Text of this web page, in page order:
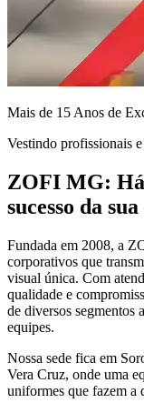
Mais de 15 Anos de
Vestindo profissionais
ZOFI MG: Há
sucesso da
Fundada em 2008, a
corporativos que
visual única. Com
qualidade e
de diversos segmentos
equipes.
Nossa sede fica em
Vera Cruz, onde uma
uniformes que fazem a